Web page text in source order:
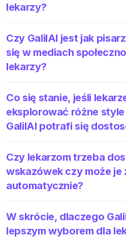
lekarzy?
Czy GalilAI jest jak
się w mediach
lekarzy?
Co się stanie, jeśli
eksplorować różne
GalilAI potrafi się
Czy lekarzom trzeba
wskazówek czy może je
automatycznie?
W skrócie, dlaczego
lepszym wyborem dla